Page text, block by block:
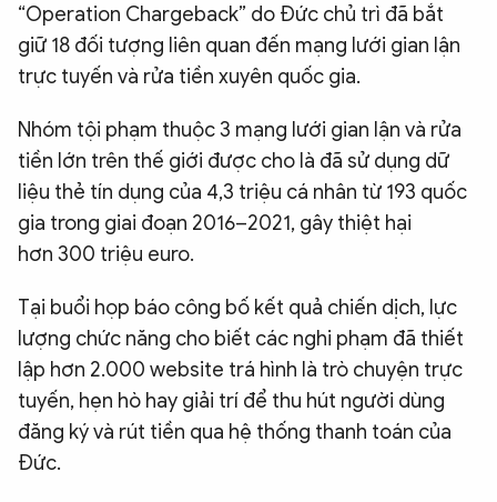
“Operation Chargeback” do Đức chủ trì đã bắt
giữ 18 đối tượng liên quan đến mạng lưới gian lận
trực tuyến và rửa tiền xuyên quốc gia.
Nhóm tội phạm thuộc 3 mạng lưới gian lận và rửa
tiền lớn trên thế giới được cho là đã sử dụng dữ
liệu thẻ tín dụng của 4,3 triệu cá nhân từ 193 quốc
gia trong giai đoạn 2016–2021, gây thiệt hại
hơn 300 triệu euro.
Tại buổi họp báo công bố kết quả chiến dịch, lực
lượng chức năng cho biết các nghi phạm đã thiết
lập hơn 2.000 website trá hình là trò chuyện trực
tuyến, hẹn hò hay giải trí để thu hút người dùng
đăng ký và rút tiền qua hệ thống thanh toán của
Đức.